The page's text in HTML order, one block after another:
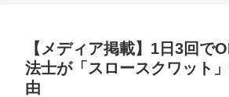
【メディア掲載】1日3回で
法士が「スロースクワット
由